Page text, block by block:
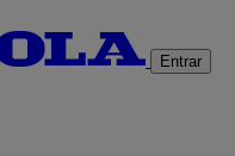
Entrar